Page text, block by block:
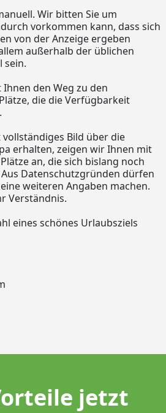
Wir bitten Sie um
vorkommen kann, dass sich
von der Anzeige ergeben
außerhalb der üblichen
sein.
den Weg zu den
die die Verfügbarkeit
Bild über die
erhalten, zeigen wir Ihnen mit
an, die sich bislang noch
Datenschutzgründen dürfen
weiteren Angaben machen.
Verständnis.
eines schönes Urlaubsziels
jetzt